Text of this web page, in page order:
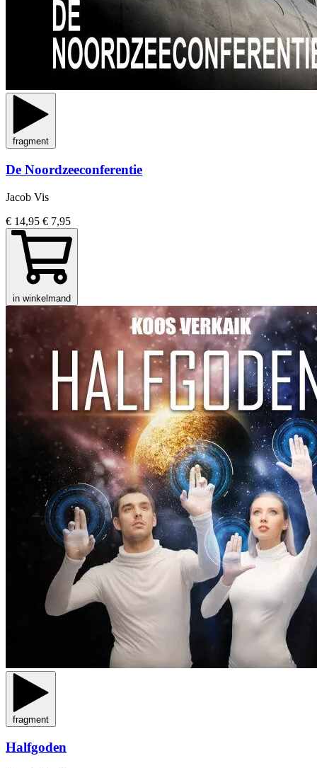
fragment
De Noordzeeconferentie
Jacob Vis
€ 14,95 € 7,95
in winkelmand
fragment
Halfgoden